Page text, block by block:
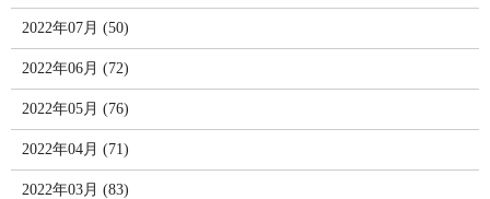
2022年07月 (50)
2022年06月 (72)
2022年05月 (76)
2022年04月 (71)
2022年03月 (83)